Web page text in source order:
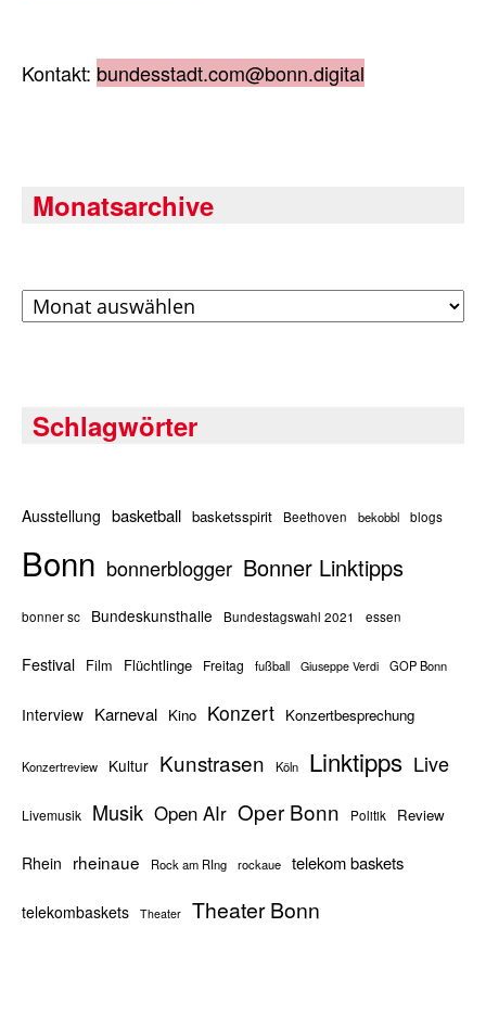
Kontakt: bundesstadt.com@bonn.digital
Monatsarchive
Archiv
Schlagwörter
Ausstellung basketball basketsspirit Beethoven bekobbl blogs
Bonn bonnerblogger Bonner Linktipps
bonner sc Bundeskunsthalle Bundestagswahl 2021 essen
Festival Film Flüchtlinge Freitag fußball Giuseppe Verdi GOP Bonn
Interview Karneval Kino Konzert Konzertbesprechung
Konzertreview Kultur Kunstrasen Köln Linktipps Live
Livemusik Musik Open AIr Oper Bonn Politik Review
Rhein rheinaue Rock am RIng rockaue telekom baskets
telekombaskets Theater Theater Bonn